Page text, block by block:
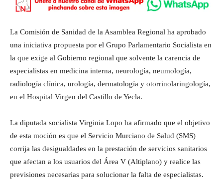
La Comisión de Sanidad de la Asamblea Regional ha aprobado
una iniciativa propuesta por el Grupo Parlamentario Socialista en
la que exige al Gobierno regional que solvente la carencia de
especialistas en medicina interna, neurología, neumología,
radiología clínica, urología, dermatología y otorrinolaringología,
en el Hospital Virgen del Castillo de Yecla.
La diputada socialista Virginia Lopo ha afirmado que el objetivo
de esta moción es que el Servicio Murciano de Salud (SMS)
corrija las desigualdades en la prestación de servicios sanitarios
que afectan a los usuarios del Área V (Altiplano) y realice las
previsiones necesarias para solucionar la falta de especialistas.